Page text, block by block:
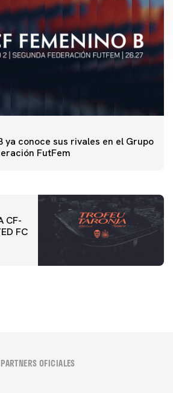
ya conoce sus rivales en el Grupo
FutFem
VALENCIA CF 7/8/2026
CF-
FC
DEL VALENCIA CF 6/8/2026
PARTNERS OFICIALES